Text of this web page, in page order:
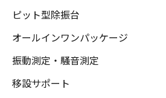
ピット型除振台
オールインワンパッケージ
振動測定・騒音測定
移設サポート